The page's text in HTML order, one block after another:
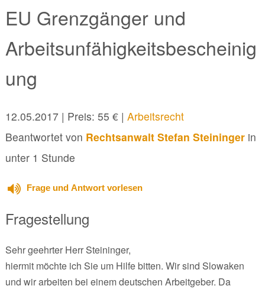
EU Grenzgänger und
Arbeitsunfähigkeitsbescheinig
ung
12.05.2017| Preis: 55 € | Arbeitsrecht
Beantwortet von Rechtsanwalt Stefan Steiningerin
unter 1 Stunde
Frage und Antwort vorlesen
Fragestellung
Sehr geehrter Herr Steininger,
hiermit möchte ich Sie um Hilfe bitten. Wir sind Slowaken
und wir arbeiten bei einem deutschen Arbeitgeber. Da